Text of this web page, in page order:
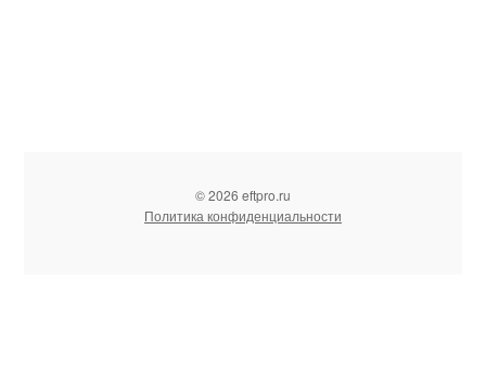
© 2026 eftpro.ru
Политика конфиденциальности